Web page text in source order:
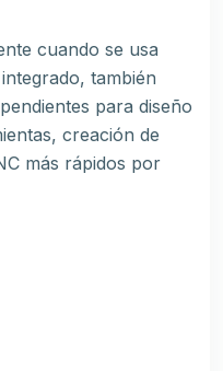
cuando se usa
también
para diseño
creación de
más rápidos por